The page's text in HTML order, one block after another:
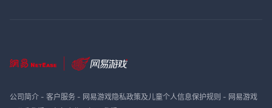
公司简介- 客户服务- 网易游戏隐私政策及儿童个人信息保护规则 - 网易游戏